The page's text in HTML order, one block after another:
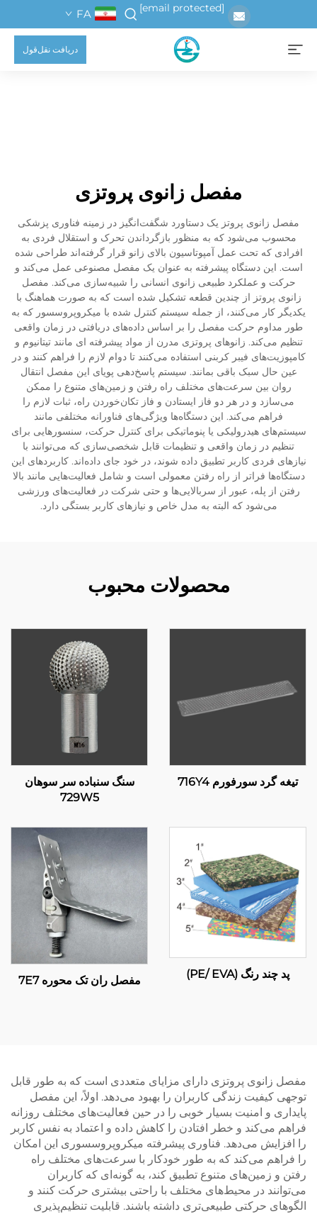
[email protected]
FA
دریافت نقل‌قول
مفصل زانوی پروتزی
مفصل زانوی پروتز یک دستاورد شگفت‌انگیز در زمینه فناوری پزشکی
محسوب می‌شود که به منظور بازگرداندن تحرک و استقلال فردی به
افرادی که تحت عمل آمپوتاسیون بالای زانو قرار گرفته‌اند طراحی شده
است. این دستگاه پیشرفته به عنوان یک مفصل مصنوعی عمل می‌کند و
حرکت و عملکرد طبیعی زانوی انسانی را شبیه‌سازی می‌کند. مفصل
زانوی پروتز از چندین قطعه تشکیل شده است که به صورت هماهنگ با
یکدیگر کار می‌کنند، از جمله سیستم کنترل شده با میکروپروسسور که به
طور مداوم حرکت مفصل را بر اساس داده‌های دریافتی در زمان واقعی
تنظیم می‌کند. زانوهای پروتزی مدرن از مواد پیشرفته ای مانند تیتانیوم و
کامپوزیت‌های فیبر کربنی استفاده می‌کنند تا دوام لازم را فراهم کنند و در
عین حال سبک باقی بمانند. سیستم پاسخ‌دهی پویای این مفصل انتقال
روان بین سرعت‌های مختلف راه رفتن و زمین‌های متنوع را ممکن
می‌سازد و در هر دو فاز ایستادن و فاز تکان‌خوردن راه، ثبات لازم را
فراهم می‌کند. این دستگاه‌ها ویژگی‌های فناورانه مختلفی مانند
سیستم‌های هیدرولیکی یا پنوماتیکی برای کنترل حرکت، سنسورهایی برای
تنظیم در زمان واقعی و تنظیمات قابل شخصی‌سازی که می‌توانند با
نیازهای فردی کاربر تطبیق داده شوند، در خود جای داده‌اند. کاربردهای این
دستگاه‌ها فراتر از راه رفتن معمولی است و شامل فعالیت‌هایی مانند بالا
رفتن از پله، عبور از سربالایی‌ها و حتی شرکت در فعالیت‌های ورزشی
می‌شود که البته به مدل خاص و نیازهای کاربر بستگی دارد.
محصولات محبوب
تیغه گرد سورفورم 716Y4
سنگ سنباده سر سوهان
729W5
پد چند رنگ (PE/ EVA) مفصل ران تک محوره 7E7
مفصل زانوی پروتزی دارای مزایای متعددی است که به طور قابل
توجهی کیفیت زندگی کاربران را بهبود می‌دهد. اولاً، این مفصل
پایداری و امنیت بسیار خوبی را در حین فعالیت‌های مختلف روزانه
فراهم می‌کند و خطر افتادن را کاهش داده و اعتماد به نفس کاربر
را افزایش می‌دهد. فناوری پیشرفته میکروپروسسوری این امکان
را فراهم می‌کند که به طور خودکار با سرعت‌های مختلف راه
رفتن و زمین‌های متنوع تطبیق کند، به گونه‌ای که کاربران
می‌توانند در محیط‌های مختلف با راحتی بیشتری حرکت کنند و
الگوهای حرکتی طبیعی‌تری داشته باشند. قابلیت تنظیم‌پذیری